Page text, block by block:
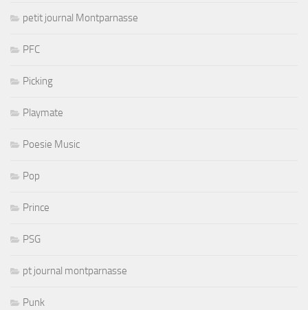
petit journal Montparnasse
PFC
Picking
Playmate
Poesie Music
Pop
Prince
PSG
pt journal montparnasse
Punk